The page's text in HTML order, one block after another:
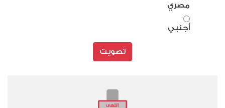
مصري
أجنبي
تصويت